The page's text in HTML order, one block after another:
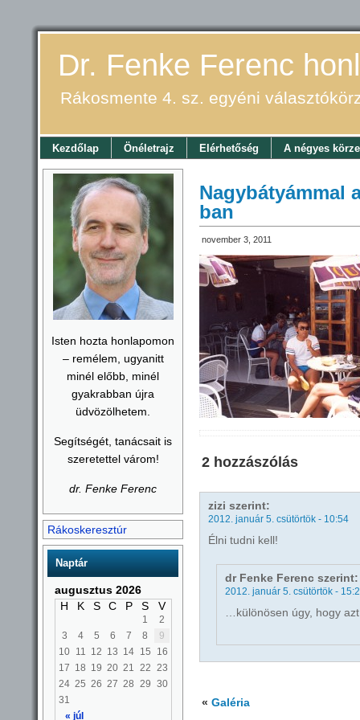
Dr. Fenke Ferenc
Rákosmente 4. sz. egyéni
Kezdőlap Önéletrajz Elérhetőség A négyes
Isten hozta honlapomon
– remélem, ugyanitt
minél előbb, minél
gyakrabban újra
üdvözölhetem.
Segítségét, tanácsait is
szeretettel várom!
dr. Fenke Ferenc
Rákoskeresztúr
Naptár
augusztus 2026
H
K S C P S V
« júl
1
2
3
4 5 6 7 8
9
10 11 12 13 14 15
16
17 18 19 20 21 22 23
24 25 26 27 28 29 30
31
Nagybátyámmal
ban
november 3, 2011
2 hozzászólás
zizi szerint:
2012. január 5. csütörtök - 10:54
Élni tudni kell!
dr Fenke Ferenc szerint:
2012. január 5. csütörtök -
…különösen úgy, hogy
« Galéria